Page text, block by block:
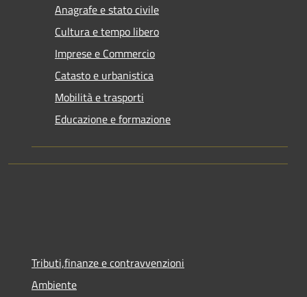
Anagrafe e stato civile
Cultura e tempo libero
Imprese e Commercio
Catasto e urbanistica
Mobilità e trasporti
Educazione e formazione
Tributi,finanze e contravvenzioni
Ambiente